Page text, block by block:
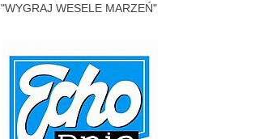
"WYGRAJ WESELE MARZEŃ"